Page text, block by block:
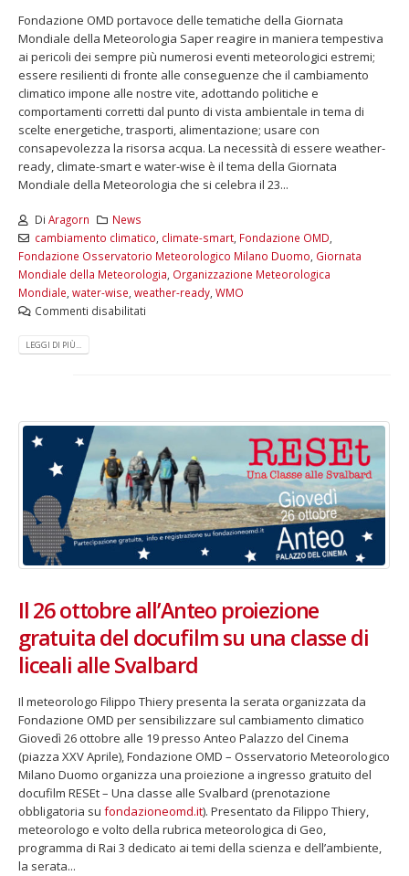
Fondazione OMD portavoce delle tematiche della Giornata
Mondiale della Meteorologia Saper reagire in maniera tempestiva
ai pericoli dei sempre più numerosi eventi meteorologici estremi;
essere resilienti di fronte alle conseguenze che il cambiamento
climatico impone alle nostre vite, adottando politiche e
comportamenti corretti dal punto di vista ambientale in tema di
scelte energetiche, trasporti, alimentazione; usare con
consapevolezza la risorsa acqua. La necessità di essere weather-
ready, climate-smart e water-wise è il tema della Giornata
Mondiale della Meteorologia che si celebra il 23...
Di Aragorn
News
cambiamento climatico, climate-smart, Fondazione OMD,
Fondazione Osservatorio Meteorologico Milano Duomo, Giornata
Mondiale della Meteorologia, Organizzazione Meteorologica
Mondiale, water-wise, weather-ready, WMO
Commenti disabilitati
LEGGI DI PIÙ...
Il 26 ottobre all’Anteo proiezione
gratuita del docufilm su una classe di
liceali alle Svalbard
Il meteorologo Filippo Thiery presenta la serata organizzata da
Fondazione OMD per sensibilizzare sul cambiamento climatico
Giovedì 26 ottobre alle 19 presso Anteo Palazzo del Cinema
(piazza XXV Aprile), Fondazione OMD – Osservatorio Meteorologico
Milano Duomo organizza una proiezione a ingresso gratuito del
docufilm RESEt – Una classe alle Svalbard (prenotazione
obbligatoria su fondazioneomd.it). Presentato da Filippo Thiery,
meteorologo e volto della rubrica meteorologica di Geo,
programma di Rai 3 dedicato ai temi della scienza e dell’ambiente,
la serata...